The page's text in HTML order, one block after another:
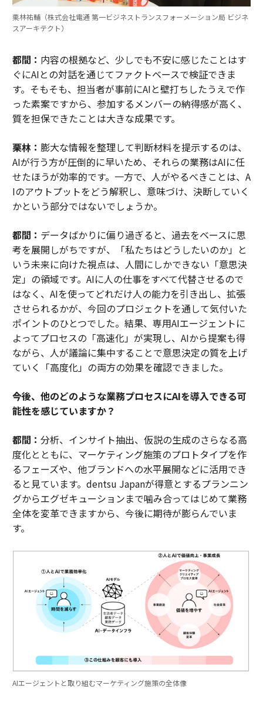
栗林祐輔（株式会社電通 第一ビジネストランスフォーメーション局 ビジネ
スアーキテクト）
都間： 内容の根拠など、少しでも不安に感じたことはす
ぐにAIとの対話を通じてファクトベースで検証できま
す。そもそも、担当者が事前にAIと壁打ちしたうえで作
った素案ですから、参加するメンバーの納得感が高く、
質を担保できたことは大きな成果です。
栗林： 膨大な情報を整理して判断材料を提示するのは、
AIが行う方が圧倒的に早いため、それらの業務はAIに任
せたほうが効率的です。一方で、人がやるべきことは、A
Iのアウトプットをどう解釈し、意味づけ、決断していく
かという部分ではないでしょうか。
都間： データばかりに偏り過ぎると、過去をベースに思
考を展開しがちですが、「私たちはどうしたいのか」と
いう未来に向けた視点は、人間にしかできない「意思決
定」の領域です。AIに人の仕事をすべて代替させるので
はなく、AIを使ってどれだけ人の能力を引き出し、拡張
させられるかが、今回のプロジェクトを通して気付いた
ポイントのひとつでした。結果、専用AIエージェントに
よってプロセスの「高速化」が実現し、AIから提案も得
ながら、人が議論に集中することで意思決定の質を上げ
ていく「高度化」の両方の効果を確認できました。
――今後、他のどのような業務プロセスにAIを導入できる可
能性を感じていますか？
都間： 分析、インサイト抽出、仮説の生成のさらなる高
度化とともに、マーケティング施策のプロトタイプを作
るフェーズや、他ブランドへの水平展開などに活用でき
ると見ています。dentsu Japanが得意とするプランニン
グからエグゼキューションまで噛み合ってはじめて業務
全体を変革できますから、今後に期待が膨らんでいま
す。
AIエージェントと取り組むマーケティング施策の全体像